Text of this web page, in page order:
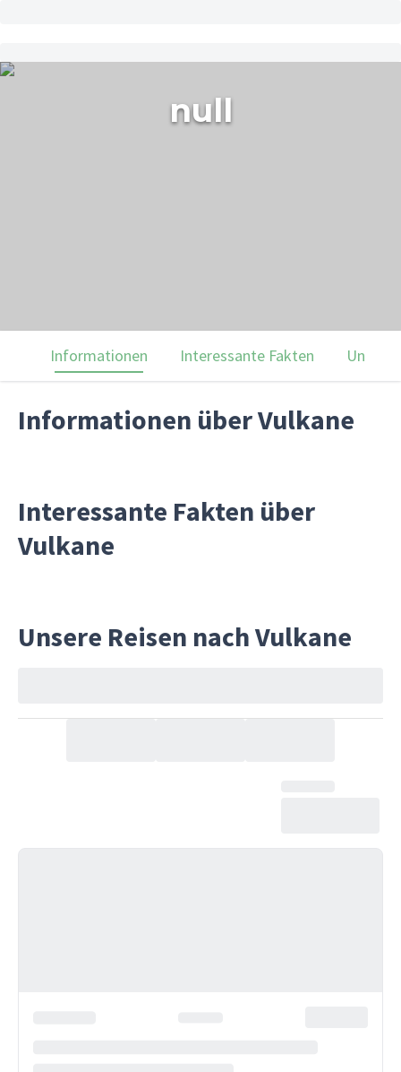
null
Informationen Interessante Fakten Unsere
Informationen über Vulkane
Interessante Fakten über
Vulkane
Unsere Reisen nach Vulkane